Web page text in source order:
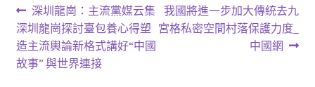
文
章
導
上
一
篇
文
深圳龍崗：主流黨媒云集
深圳龍崗探討臺包養心得塑
造主流輿論新格式講好“中國
故事” 與世界連接
下
一
我國將進一步加大傳統去九
宮格私密空間村落保護力度_
中國網